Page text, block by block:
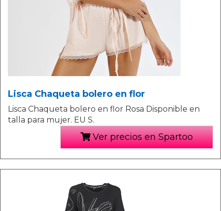
Lisca Chaqueta bolero en flor
Lisca Chaqueta bolero en flor Rosa Disponible en
talla para mujer. EU S.
Ver precios en Spartoo